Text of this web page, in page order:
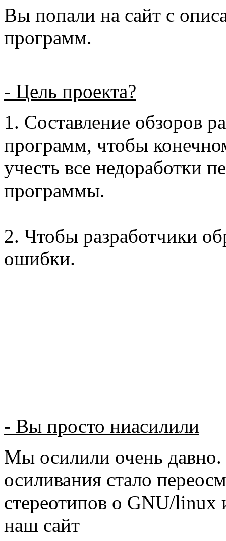
Вы попали на сайт с
программ.
- Цель проекта?
1. Составление обзоров
программ, чтобы
учесть все недоработки
программы.
2. Чтобы разработчики
ошибки.
- Вы просто ниасилили
Мы осилили очень давно.
осиливания стало
стереотипов о GNU/linux
наш сайт